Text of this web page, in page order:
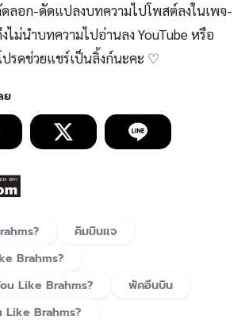
ลอก-ดัดแปลงบทความไปโพสต์ลงในเพจ-
ไม่นำบทความไปอ่านลง YouTube หรือ
รดช่วยแชร์เป็นลิ้งก์นะคะ ♡
คิมมินแจ
Brahms?
Like Brahms?
พัคอึนบิน
Like Brahms?